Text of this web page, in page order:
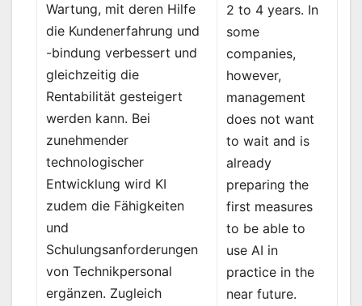
Wartung, mit deren Hilfe
die Kundenerfahrung und
-bindung verbessert und
gleichzeitig die
Rentabilität gesteigert
werden kann. Bei
zunehmender
technologischer
Entwicklung wird KI
zudem die Fähigkeiten
und
Schulungsanforderungen
von Technikpersonal
ergänzen. Zugleich
2 to 4 years. In
some
companies,
however,
management
does not want
to wait and is
already
preparing the
first measures
to be able to
use AI in
practice in the
near future.